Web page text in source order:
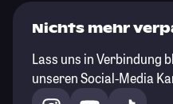
Nichts mehr
Lass uns in Verbindung
unseren Social-Media